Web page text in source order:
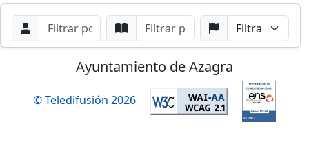
Filtros de búsqueda
Buscar por OradorBuscar por Punto Buscar por Partido
Buscar
Ayuntamiento de Azagra
© Teledifusión 2026